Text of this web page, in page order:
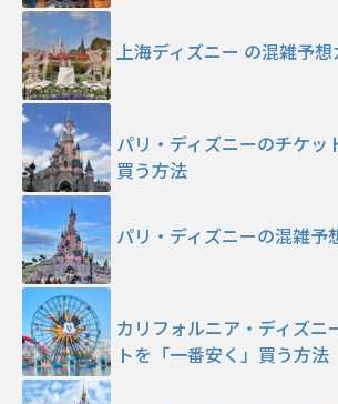
上海ディズニー の混雑予想
パリ・ディズニーのチケッ
買う方法
パリ・ディズニーの混雑予
カリフォルニア・ディズニ
トを「一番安く」買う方法